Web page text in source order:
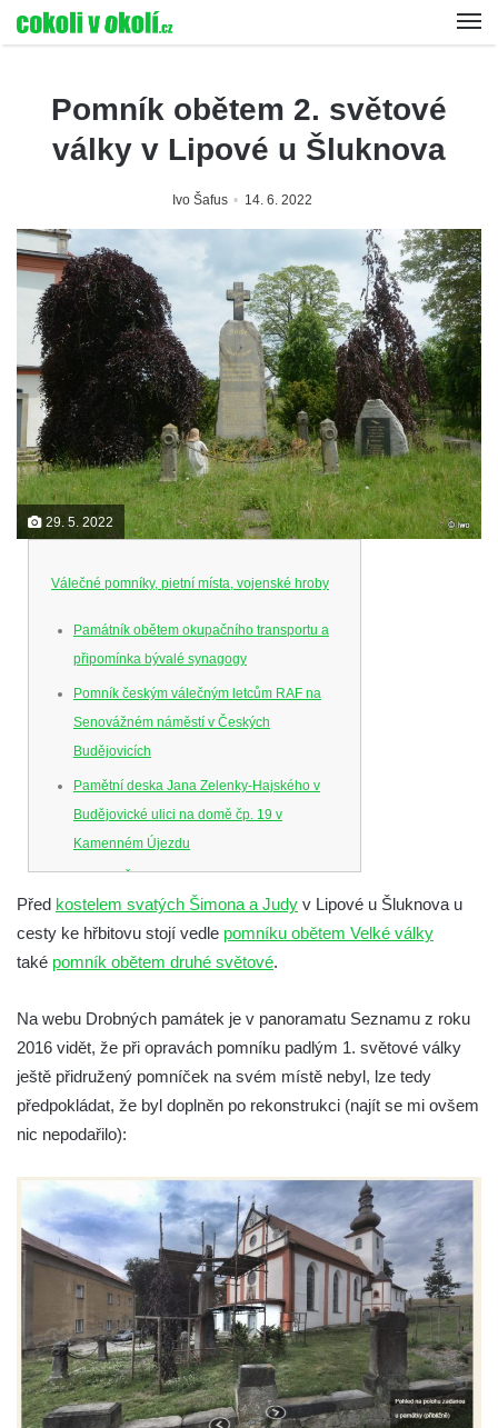
Pomník obětem 2. světové
války v Lipové u Šluknova
Ivo Šafus 14. 6. 2022
29. 5. 2022
Válečné pomníky, pietní místa, vojenské hroby
Památník obětem okupačního transportu a
připomínka bývalé synagogy
Pomník českým válečným letcům RAF na
Senovážném náměstí v Českých
Budějovicích
Pamětní deska Jana Zelenky-Hajského v
Budějovické ulici na domě čp. 19 v
Kamenném Újezdu
Kenotaf Šimona Valhy na starém hřbitově v
Kamenném Újezdě
Kenotaf Václava B. Hájka na starém
hřbitově v Kamenném Újezdě
Kamenném Újezdě
Kenotaf Jana Mojžiše na hřbitově ve
Velešíně
Kenotaf Josefa Jílka na hřbitově ve
Hrob Jana Foitla na hřbitově ve Velešíně
Hrob Ludvíka Tůmy na hřbitově ve Velešíně
Hrob Josefa Havla na hřbitově ve Velešíně
Pomník obětem 2. světové války na hřbitově
u kostela svatého Václava ve Velešíně
Pamětní deska 240 MILES TO FREEDOM u
pomníku obětem válek na náměstí J. V.
Kamarýta ve Velešíně
Před kostelem svatých Šimona a Judy v Lipové u Šluknova u
cesty ke hřbitovu stojí vedle pomníku obětem Velké války
také pomník obětem druhé světové.
Na webu Drobných památek je v panoramatu Seznamu z roku
2016 vidět, že při opravách pomníku padlým 1. světové války
ještě přidružený pomníček na svém místě nebyl, lze tedy
předpokládat, že byl doplněn po rekonstrukci (najít se mi ovšem
nic nepodařilo):